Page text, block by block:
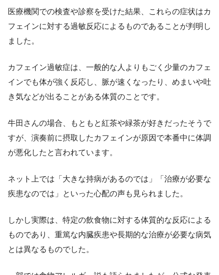
医療機関での検査や診察を受けた結果、これらの症状はカ
フェインに対する過敏反応によるものであることが判明し
ました。
カフェイン過敏症は、一般的な人よりもごく少量のカフェ
インでも体が強く反応し、脈が速くなったり、めまいや吐
き気などが出ることがある体質のことです。
牛田さんの場合、もともと紅茶や緑茶が好きだったそうで
すが、演奏前に摂取したカフェインが原因で本番中に体調
が悪化したと言われています。
ネット上では「大きな持病があるのでは」「治療が必要な
疾患なのでは」といった心配の声も見られました。
しかし実際は、特定の飲食物に対する体質的な反応による
ものであり、重篤な内臓疾患や長期的な治療が必要な病気
とは異なるものでした。